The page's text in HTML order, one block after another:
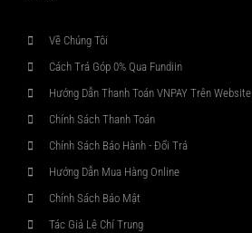
Về Chúng Tôi
Cách Trả Góp 0% Qua Fundiin
Hướng Dẫn Thanh Toán VNPAY Trên Website
Chính Sách Thanh Toán
Chính Sách Bảo Hành - Đổi Trả
Hướng Dẫn Mua Hàng Online
Chính Sách Bảo Mật
Tác Giả Lê Chí Trung